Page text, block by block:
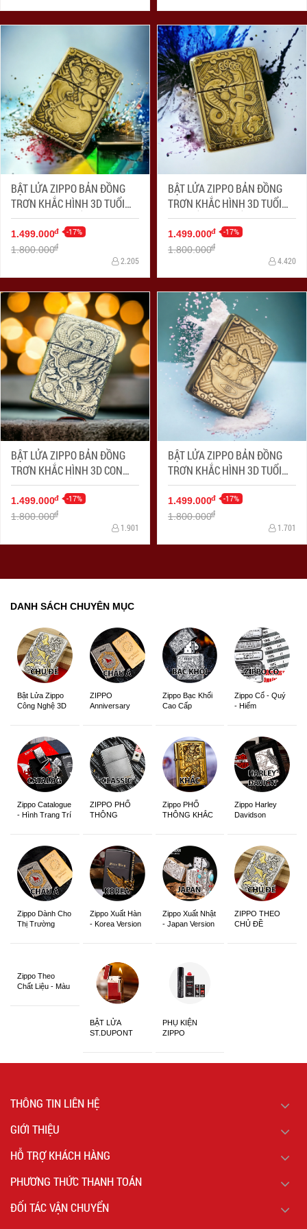
BẬT LỬA ZIPPO BẢN ĐỒNG
TRƠN KHẮC HÌNH 3D TUỔI
CON KHỈ SIÊU SẮC NÉT
1.499.000đ -17%
1.800.000đ
2.205
BẬT LỬA ZIPPO BẢN ĐỒNG
TRƠN KHẮC HÌNH 3D TUỔI
CON RẮN SIÊU SẮC NÉT
1.499.000đ -17%
1.800.000đ
4.420
BẬT LỬA ZIPPO BẢN ĐỒNG
TRƠN KHẮC HÌNH 3D CON
RỒNG SIÊU SẮC NÉT
1.499.000đ -17%
1.800.000đ
1.901
BẬT LỬA ZIPPO BẢN ĐỒNG
TRƠN KHẮC HÌNH 3D TUỔI
LỢN SIÊU SẮC NÉT
1.499.000đ -17%
1.800.000đ
1.701
DANH SÁCH CHUYÊN MỤC
Bật Lửa Zippo
Công Nghệ 3D
ZIPPO
Anniversary
Zippo Bạc Khối
Cao Cấp
Zippo Cổ - Quý
- Hiếm
Zippo Catalogue
- Hình Trang Trí
ZIPPO PHỔ
THÔNG
Zippo PHỔ
THÔNG KHẮC
Zippo Harley
Davidson
Zippo Dành Cho
Thị Trường
Zippo Xuất Hàn
- Korea Version
Zippo Xuất Nhật
- Japan Version
ZIPPO THEO
CHỦ ĐỀ
Zippo Theo
Chất Liệu - Màu
BẬT LỬA
ST.DUPONT
PHỤ KIỆN
ZIPPO
THÔNG TIN LIÊN HỆ
GIỚI THIỆU
HỖ TRỢ KHÁCH HÀNG
PHƯƠNG THỨC THANH TOÁN
ĐỐI TÁC VẬN CHUYỂN